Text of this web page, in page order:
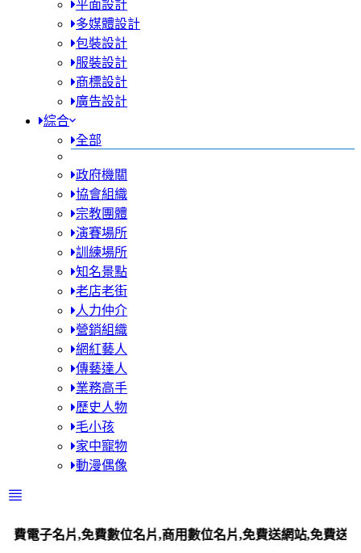
平面設計
多媒體設計
包裝設計
服裝設計
商標設計
廣告設計
綜合
全部
政府機關
協會組織
宗教團體
演賽場所
訓練場所
知名景點
老店老街
人力仲介
營銷組織
網紅藝人
傳藝達人
業務高手
歷史人物
毛小孩
家中寵物
動漫偶像
名片,免費數位名片,商用數位名片,免費送網站,免費送平台站,